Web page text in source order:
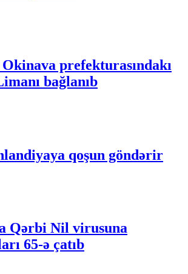
prefekturasındakı
bağlanıb
qoşun göndərir
Qərbi Nil virusuna
65-ə çatıb